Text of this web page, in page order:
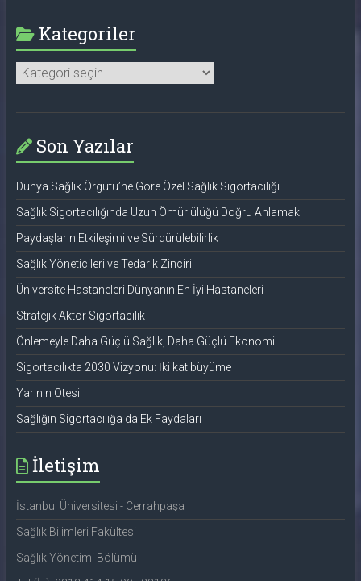
Kategoriler
Kategoriler
Son Yazılar
Dünya Sağlık Örgütü’ne Göre Özel Sağlık Sigortacılığı
Sağlık Sigortacılığında Uzun Ömürlülüğü Doğru Anlamak
Paydaşların Etkileşimi ve Sürdürülebilirlik
Sağlık Yöneticileri ve Tedarik Zinciri
Üniversite Hastaneleri Dünyanın En İyi Hastaneleri
Stratejik Aktör Sigortacılık
Önlemeyle Daha Güçlü Sağlık, Daha Güçlü Ekonomi
Sigortacılıkta 2030 Vizyonu: İki kat büyüme
Yarının Ötesi
Sağlığın Sigortacılığa da Ek Faydaları
İletişim
İstanbul Üniversitesi - Cerrahpaşa
Sağlık Bilimleri Fakültesi
Sağlık Yönetimi Bölümü